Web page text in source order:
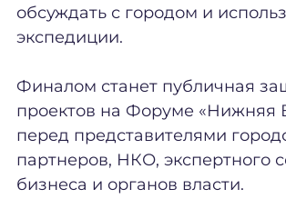
обсуждать с городом и
экспедиции.
Финалом станет публичная
проектов на Форуме «Нижняя
перед представителями
партнеров, НКО, экспертного
бизнеса и органов власти.